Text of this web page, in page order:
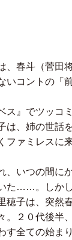
春斗（菅
いコントの
』でツッコ
、姉の世話
ァミレス
いつの間
た……。しか
穂子は、突
２０代後
全ての始まり